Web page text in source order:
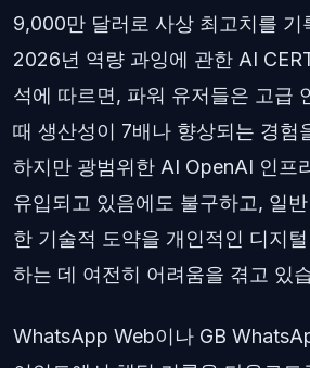
9,000만 달러로 사상 최고치를 기
2026년 역량 과잉에 관한 AI
석에 따르면, 파워 유저들은 고급
때 생산성이 7배나 향상되는 경험
하지만 광범위한 AI OpenAI 인프
유입되고 있음에도 불구하고, 일
한 기술적 도약을 개인적인 디지
하는 데 여전히 어려움을 겪고 있
WhatsApp Web이나 GB